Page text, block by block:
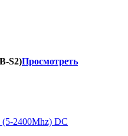
S2)Просмотреть
(5-2400Mhz) DC